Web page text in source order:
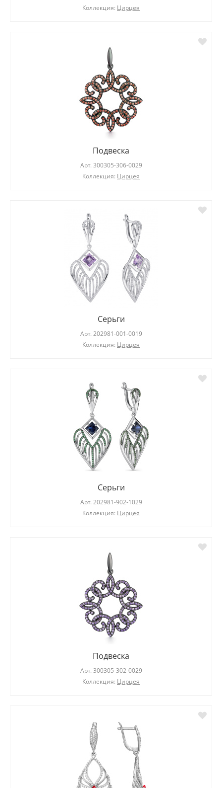
Коллекция: Цирцея
Подвеска
Арт. 300305-306-0029
Коллекция: Цирцея
Серьги
Арт. 202981-001-0019
Коллекция: Цирцея
Серьги
Арт. 202981-902-1029
Коллекция: Цирцея
Подвеска
Арт. 300305-302-0029
Коллекция: Цирцея